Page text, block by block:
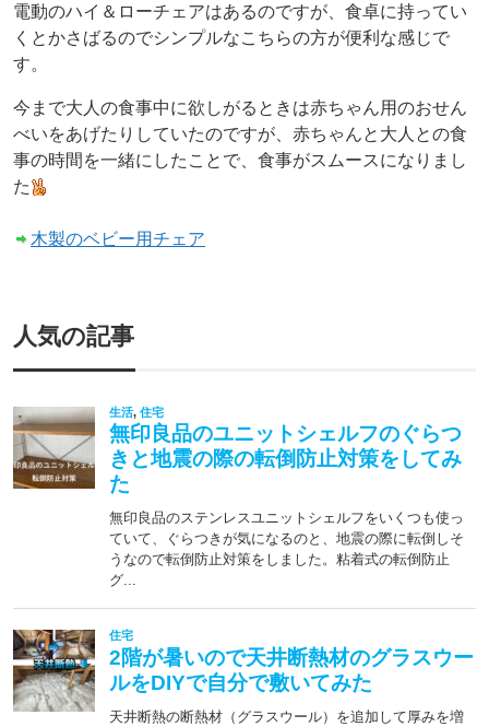
電動のハイ＆ローチェアはあるのですが、食卓に持ってい
くとかさばるのでシンプルなこちらの方が便利な感じで
す。
今まで大人の食事中に欲しがるときは赤ちゃん用のおせん
べいをあげたりしていたのですが、赤ちゃんと大人との食
事の時間を一緒にしたことで、食事がスムースになりまし
た
木製のベビー用チェア
人気の記事